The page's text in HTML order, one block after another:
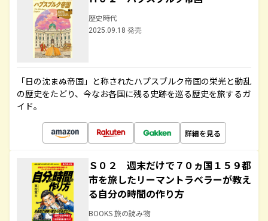
歴史時代
2025.09.18 発売
「日の沈まぬ帝国」と称されたハプスブルク帝国の栄光と動乱
の歴史をたどり、今なお各国に残る史跡を巡る歴史を旅するガ
イド。
詳細を見る
Ｓ０２ 週末だけで７０ヵ国１５９都
市を旅したリーマントラベラーが教え
る自分の時間の作り方
BOOKS 旅の読み物